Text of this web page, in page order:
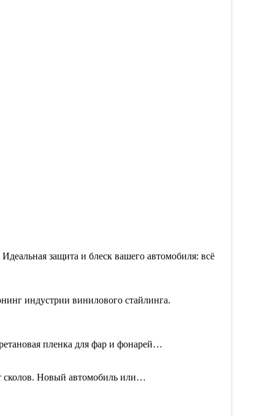
защита и блеск вашего автомобиля: всё
индустрии винилового стайлинга.
пленка для фар и фонарей…
сколов. Новый автомобиль или…